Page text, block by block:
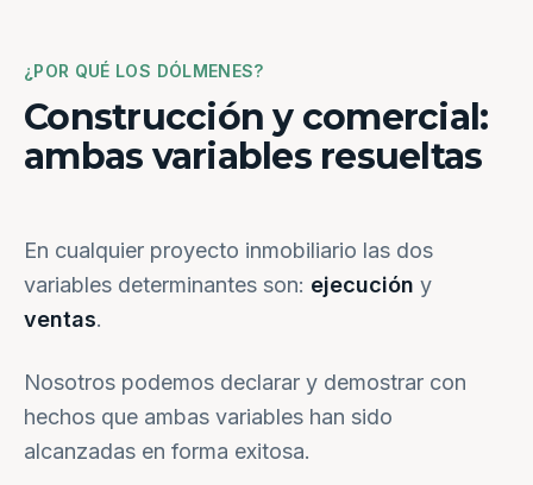
¿POR QUÉ LOS DÓLMENES?
Construcción y comercial:
ambas variables resueltas
En cualquier proyecto inmobiliario las dos
variables determinantes son: ejecución y
ventas.
Nosotros podemos declarar y demostrar con
hechos que ambas variables han sido
alcanzadas en forma exitosa.